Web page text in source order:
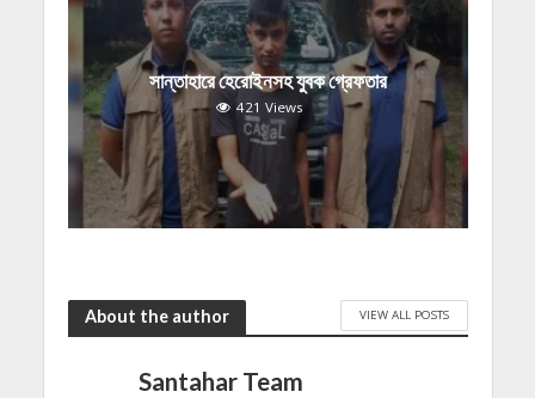
সান্তাহারে হেরোইনসহ যুবক গ্রেফতার
421 Views
About the author VIEW ALL POSTS
Santahar Team